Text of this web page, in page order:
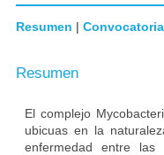
Resumen | Convocatoria
Resumen
El complejo
ubicuas en la
enfermedad entre las